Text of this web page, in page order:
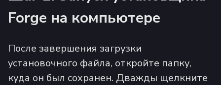
Forge на компьютере
После завершения загрузки
установочного файла, откройте папку,
куда он был сохранен. Дважды щелкните